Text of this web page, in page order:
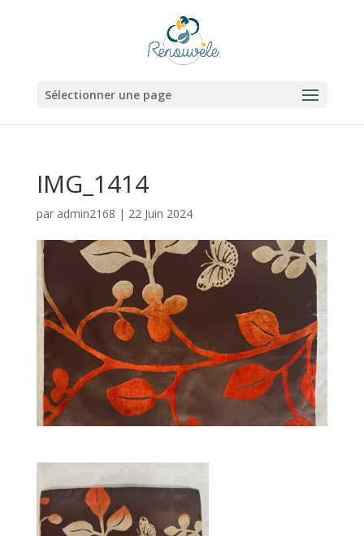
Sélectionner une page
IMG_1414
par admin2168 | 22 Juin 2024